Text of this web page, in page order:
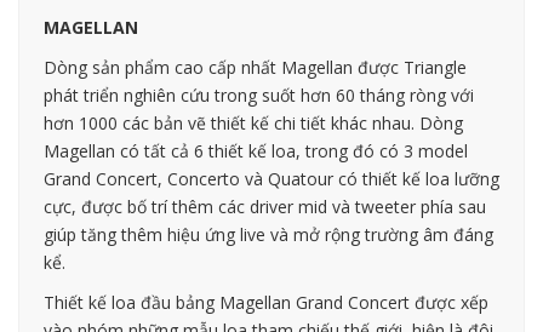
MAGELLAN
Dòng sản phẩm cao cấp nhất Magellan được Triangle
phát triển nghiên cứu trong suốt hơn 60 tháng ròng với
hơn 1000 các bản vẽ thiết kế chi tiết khác nhau. Dòng
Magellan có tất cả 6 thiết kế loa, trong đó có 3 model
Grand Concert, Concerto và Quatour có thiết kế loa lưỡng
cực, được bố trí thêm các driver mid và tweeter phía sau
giúp tăng thêm hiệu ứng live và mở rộng trường âm đáng
kể.
Thiết kế loa đầu bảng Magellan Grand Concert được xếp